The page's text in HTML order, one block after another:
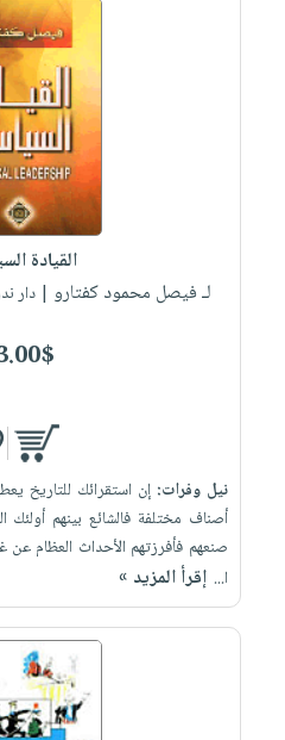
القيادة
لـ فيصل محمود كفتارو | دار
نيل وفرات:إن استقرائك للتاريخ
أصناف مختلفة فالشائع بينهم
صنعهم فأفرزتهم الأحداث العظام عن
ا... إقرأ المزيد »